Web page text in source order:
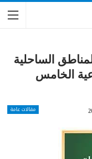
الساحلية
الخامس
مقالات عامة